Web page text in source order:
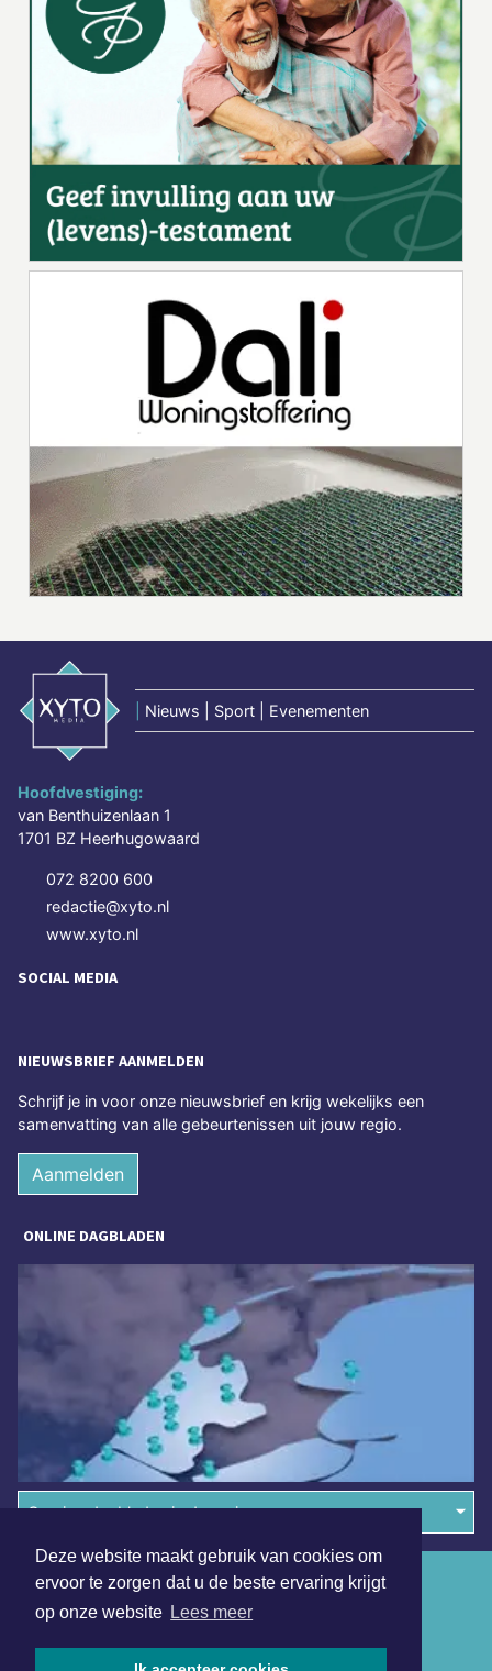
Deze website maakt gebruik van cookies om
ervoor te zorgen dat u de beste ervaring krijgt
op onze website Lees meer
Nieuws | Sport | Evenementen
Hoofdvestiging:
van Benthuizenlaan 1
1701 BZ Heerhugowaard
072 8200 600
redactie@xyto.nl
www.xyto.nl
SOCIAL MEDIA
NIEUWSBRIEF AANMELDEN
Schrijf je in voor onze nieuwsbrief en krijg wekelijks een
samenvatting van alle gebeurtenissen uit jouw regio.
Aanmelden
ONLINE DAGBLADEN
Overige dagbladen in de regio
Algemene voorwaarden
Disclaimer